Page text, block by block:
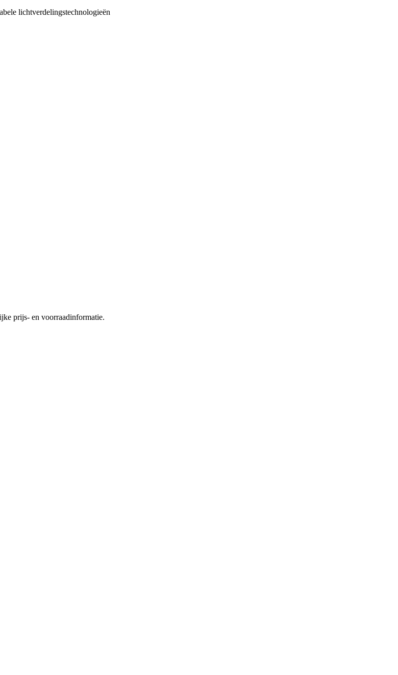
lichtverdelingstechnologieën
prijs- en voorraadinformatie.